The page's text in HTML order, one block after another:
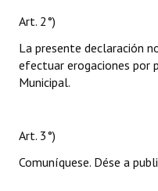
Art. 2°)
La presente declaración
efectuar erogaciones por
Municipal.
Art. 3°)
Comuníquese. Dése a